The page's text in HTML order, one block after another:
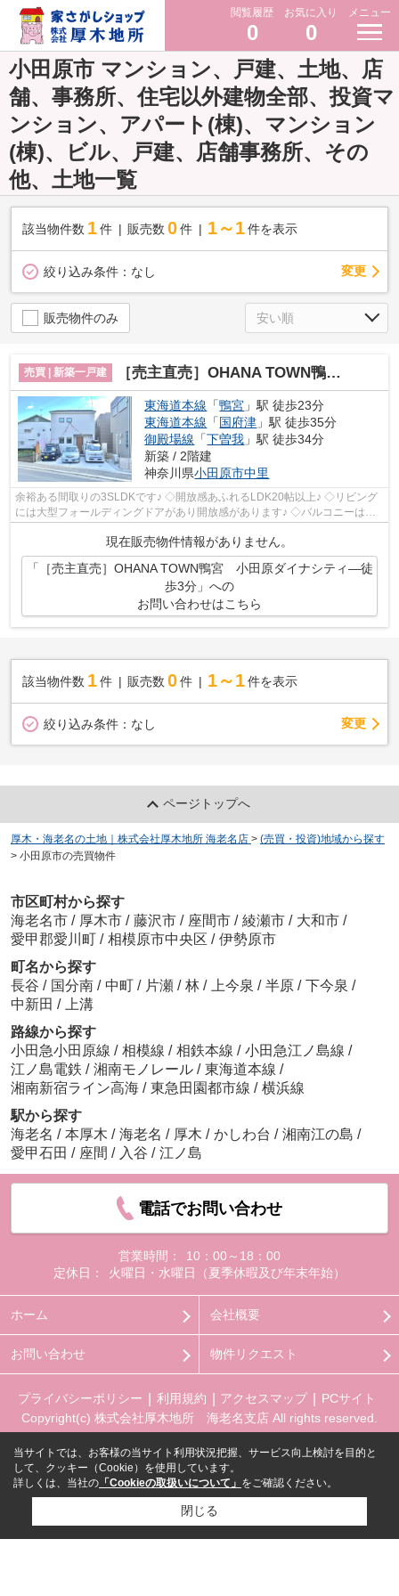
閲覧履歴
0
お気に入り
0
メニュー
小田原市 マンション、戸建、土地、店
舗、事務所、住宅以外建物全部、投資マ
ンション、アパート(棟)、マンション
(棟)、ビル、戸建、店舗事務所、その
他、土地一覧
該当物件数 1件 販売数 0 件 1～1 件を表示
絞り込み条件： なし 変更
販売物件のみ
売買 | 新築一戸建 ［売主直売］OHANA TOWN鴨宮 小田原ダイナシティ―徒歩3分
東海道本線 「鴨宮 」駅 徒歩23分
東海道本線 「国府津 」駅 徒歩35分
御殿場線 「下曽我 」駅 徒歩34分
新築 / 2階建
神奈川県小田原市中里
余裕ある間取りの3SLDKです♪ ◇開放感あふれるLDK20帖以上♪ ◇リビング
には大型フォールディングドアがあり開放感があります♪ ◇バルコニーは周
現在販売物件情報がありません。
「［売主直売］OHANA TOWN鴨宮 小田原ダイナシティ―徒
歩3分」への
お問い合わせはこちら
該当物件数 1件 販売数 0 件 1～1 件を表示
絞り込み条件： なし 変更
ページトップへ
厚木・海老名の土地｜株式会社厚木地所 海老名店 > (売買・投資)地域から探す
> 小田原市の売買物件
市区町村から探す
海老名市 / 厚木市 / 藤沢市 / 座間市 / 綾瀬市 / 大和市 /
愛甲郡愛川町 / 相模原市中央区 / 伊勢原市
町名から探す
長谷 / 国分南 / 中町 / 片瀬 / 林 / 上今泉 / 半原 / 下今泉 /
中新田 /
上溝
路線から探す
小田急小田原線 / 相模線 / 相鉄本線 / 小田急江ノ島線 /
江ノ島電鉄 / 湘南モノレール / 東海道本線 /
湘南新宿ライン高海 / 東急田園都市線 / 横浜線
駅から探す
海老名 / 本厚木 / 海老名 / 厚木 / かしわ台 / 湘南江の島 /
愛甲石田 / 座間 / 入谷 / 江ノ島
電話でお問い合わせ
営業時間：
10：00～18：00
定休日：
火曜日・水曜日（夏季休暇及び年末年始）
ホーム 会社概要
お問い合わせ 物件リクエスト
プライバシーポリシー 利用規約 アクセスマップ
PCサイト
Copyright(c) 株式会社厚木地所 海老名支店 All rights reserved.
当サイトでは、お客様の当サイト利用状況把握、サービス向上検討を目的と
して、クッキー（Cookie）を使用しています。
詳しくは、当社の 「Cookieの取扱いについて」 をご確認ください。
閉じる